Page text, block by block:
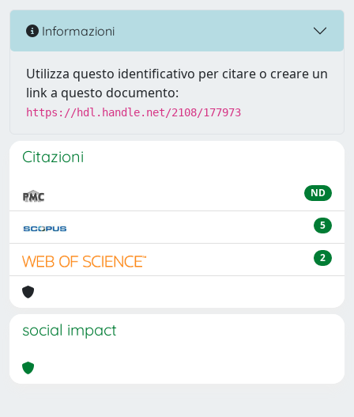
Informazioni
Utilizza questo identificativo per citare o creare un
link a questo documento:
https://hdl.handle.net/2108/177973
Citazioni
ND
5
2
social impact